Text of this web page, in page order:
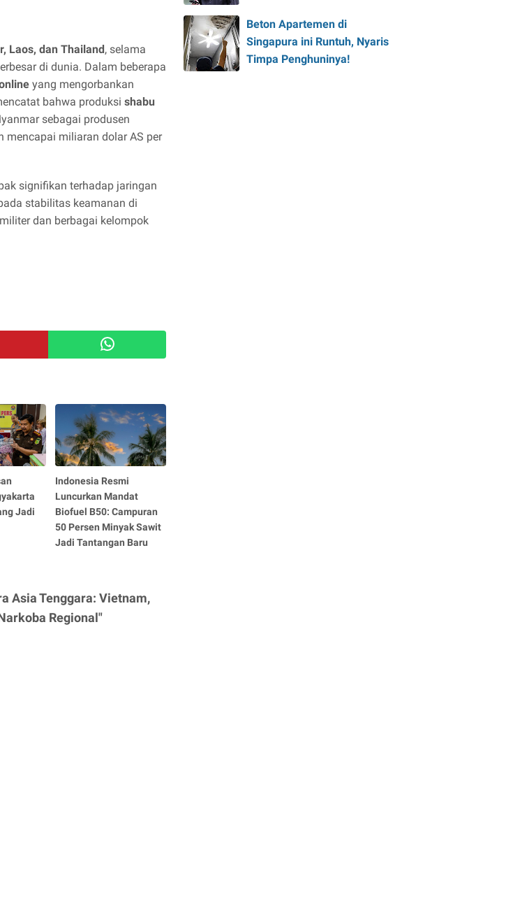
Laos, dan Thailand, selama
di dunia. Dalam beberapa
yang mengorbankan
bahwa produksi shabu
sebagai produsen
mencapai miliaran dolar AS per
signifikan terhadap jaringan
stabilitas keamanan di
dan berbagai kelompok
Jadi
Indonesia Resmi
Luncurkan Mandat
Biofuel B50: Campuran
50 Persen Minyak Sawit
Jadi Tantangan Baru
Asia Tenggara: Vietnam,
Regional"
Beton Apartemen di
Singapura ini Runtuh, Nyaris
Timpa Penghuninya!